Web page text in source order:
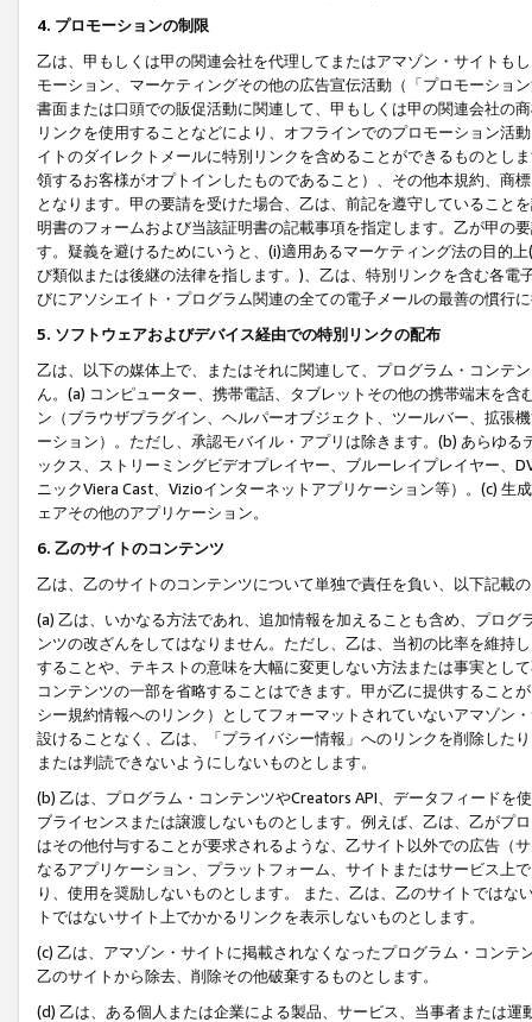
4. プロモーションの制限
乙は、甲もしくは甲の関連会社を代理してまたはアマゾン・サイトも
モーション、マーケティングその他の広告宣伝活動（「プロモーショ
書面または口頭での販促活動に関連して、甲もしくは甲の関連会社の
リンクを使用することなどにより、オフラインでのプロモーション活
イトのダイレクトメールに特別リンクを含めることができるものとし
領するお客様がオプトインしたものであること）、その他本規約、商
となります。甲の要請を受けた場合、乙は、前記を遵守していること
明書のフォームおよび当該証明書の記載事項を指定します。乙が甲の
す。疑義を避けるためにいうと、(i)適用あるマーケティング法の目的
び類似または後継の法律を指します。)、乙は、特別リンクを含む各
びにアソシエイト・プログラム関連の全ての電子メールの最善の慣行
5. ソフトウェアおよびデバイス経由での特別リンクの配布
乙は、以下の媒体上で、またはそれに関連して、プログラム・コンテ
ん。(a) コンピューター、携帯電話、タブレットその他の携帯端末を
ン（ブラウザプラグイン、ヘルパーオブジェクト、ツールバー、拡張
ーション）。ただし、承認モバイル・アプリは除きます。(b) あらゆ
ックス、ストリーミングビデオプレイヤー、ブルーレイプレイヤー、
ニックViera Cast、Vizioインターネットアプリケーション等）。(c)
ェアその他のアプリケーション。
6. 乙のサイトのコンテンツ
乙は、乙のサイトのコンテンツについて単独で責任を負い、以下記載
(a) 乙は、いかなる方法であれ、追加情報を加えることも含め、プロ
ンツの改ざんをしてはなりません。ただし、乙は、当初の比率を維持
することや、テキストの意味を大幅に変更しない方法または事実とし
コンテンツの一部を省略することはできます。甲が乙に提供すること
シー規約情報へのリンク）としてフォーマットされていないアマゾン
設けることなく、乙は、「プライバシー情報」へのリンクを削除した
または判読できないようにしないものとします。
(b) 乙は、プログラム・コンテンツやCreators API、データフィード
ブライセンスまたは譲渡しないものとします。例えば、乙は、乙がプ
はその他付与することが要求されるような、乙サイト以外での広告（
なるアプリケーション、プラットフォーム、サイトまたはサービス上
り、使用を奨励しないものとします。 また、乙は、乙のサイトでは
トではないサイト上でかかるリンクを表示しないものとします。
(c) 乙は、アマゾン・サイトに掲載されなくなったプログラム・コン
乙のサイトから除去、削除その他破棄するものとします。
(d) 乙は、ある個人または企業による製品、サービス、当事者または